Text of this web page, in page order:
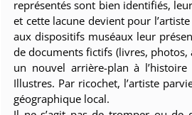
représentés sont bien identifiés,
et cette lacune devient pour
aux dispositifs muséaux leur
de documents fictifs (livres,
un nouvel arrière-plan à
Illustres. Par ricochet, l’artiste
géographique local.